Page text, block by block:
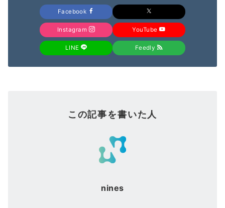
Facebook
Instagram YouTube
LINE Feedly
この記事を書いた人
nines